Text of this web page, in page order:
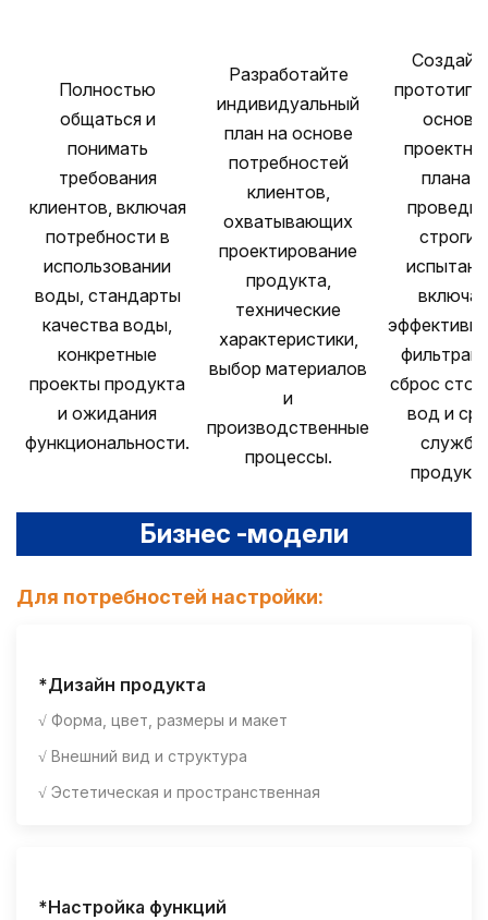
Полностью
общаться и
понимать
требования
клиентов, включая
потребности в
использовании
воды, стандарты
качества воды,
конкретные
проекты продукта
и ожидания
функциональности.
Разработайте
индивидуальный
план на основе
потребностей
клиентов,
охватывающих
проектирование
продукта,
технические
характеристики,
выбор материалов
и
производственные
процессы.
основе
плана и
строгие
включая
сброс
вод и
службы
Бизнес -модели
Для потребностей настройки:
*Дизайн продукта
√ Форма, цвет, размеры и макет
√ Внешний вид и структура
√ Эстетическая и пространственная
*Настройка функций